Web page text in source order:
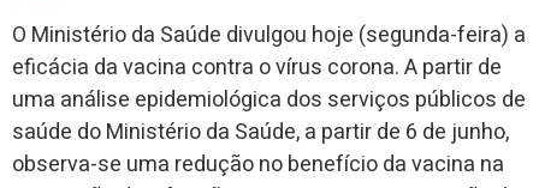
O Ministério da Saúde divulgou hoje (segunda-feira) a
eficácia da vacina contra o vírus corona. A partir de
uma análise epidemiológica dos serviços públicos de
saúde do Ministério da Saúde, a partir de 6 de junho,
observa-se uma redução no benefício da vacina na